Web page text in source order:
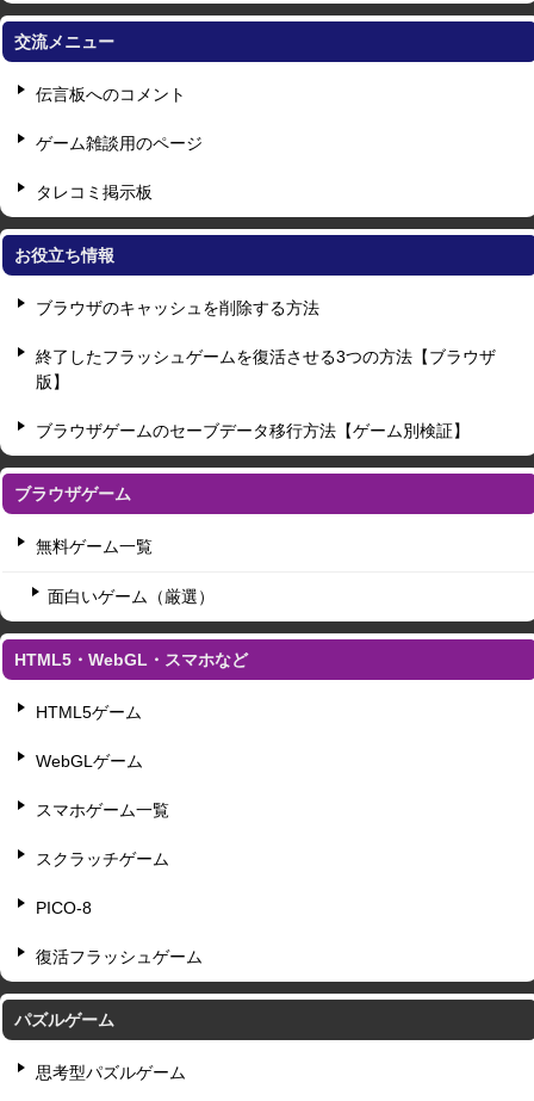
交流メニュー
伝言板へのコメント
ゲーム雑談用のページ
タレコミ掲示板
お役立ち情報
ブラウザのキャッシュを削除する方法
終了したフラッシュゲームを復活させる3つの方法【ブラウザ
版】
ブラウザゲームのセーブデータ移行方法【ゲーム別検証】
ブラウザゲーム
無料ゲーム一覧
面白いゲーム（厳選）
HTML5・WebGL・スマホなど
HTML5ゲーム
WebGLゲーム
スマホゲーム一覧
スクラッチゲーム
PICO-8
復活フラッシュゲーム
パズルゲーム
思考型パズルゲーム